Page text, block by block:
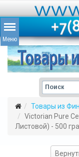
Товары из
Victorian Pure
Листовой) - 500